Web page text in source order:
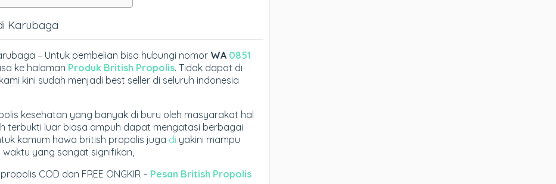
Karubaga
– Untuk pembelian bisa hubungi nomor WA 0851
ke halaman Produk British Propolis. Tidak dapat di
kini sudah menjadi best seller di seluruh indonesia
kesehatan yang banyak di buru oleh masyarakat hal
terbukti luar biasa ampuh dapat mengatasi berbagai
kamum hawa british propolis juga di yakini mampu
yang sangat signifikan,
COD dan FREE ONGKIR – Pesan British Propolis